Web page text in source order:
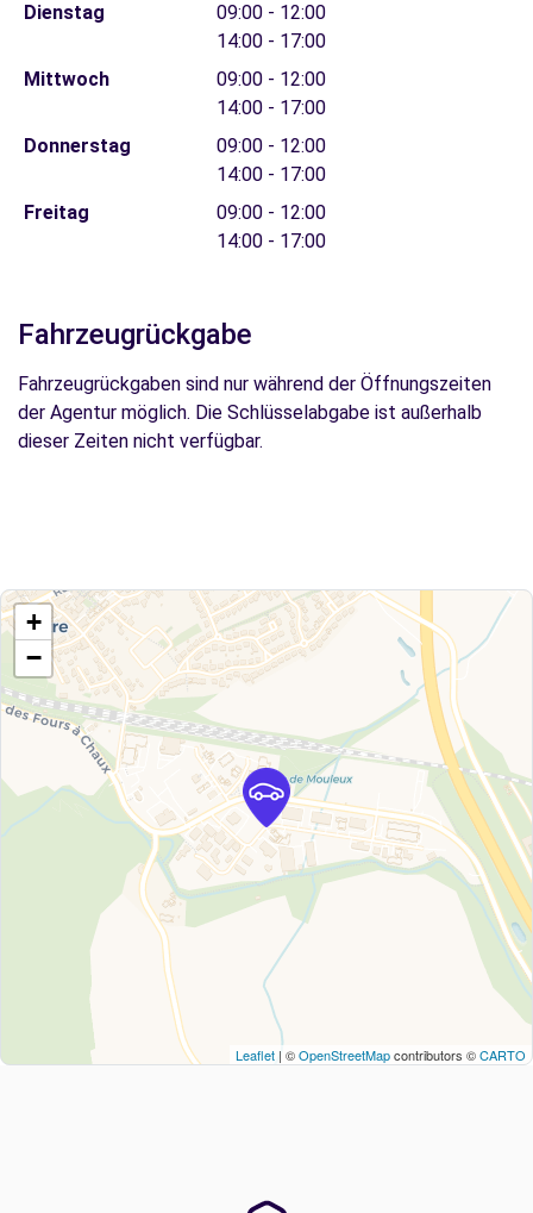
Dienstag
09:00 - 12:00
14:00 - 17:00
Mittwoch
09:00 - 12:00
14:00 - 17:00
Donnerstag
09:00 - 12:00
14:00 - 17:00
Freitag
09:00 - 12:00
14:00 - 17:00
Fahrzeugrückgabe
Fahrzeugrückgaben sind nur während der Öffnungszeiten
der Agentur möglich. Die Schlüsselabgabe ist außerhalb
dieser Zeiten nicht verfügbar.
+
−
Leaflet | ©OpenStreetMapcontributors ©CARTO